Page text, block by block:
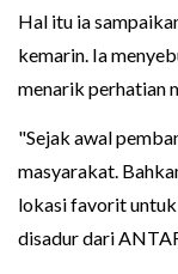
Hal itu ia
kemarin. Ia
menarik perhatian
"Sejak awal
masyarakat.
lokasi favorit untuk
disadur dari